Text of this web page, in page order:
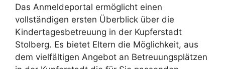
Das Anmeldeportal ermöglicht einen
vollständigen ersten Überblick über die
Kindertagesbetreuung in der Kupferstadt
Stolberg. Es bietet Eltern die Möglichkeit, aus
dem vielfältigen Angebot an Betreuungsplätzen